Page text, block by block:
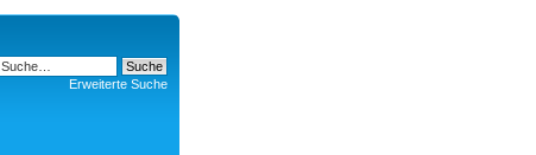
Erweiterte Suche